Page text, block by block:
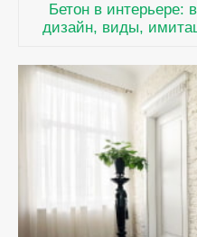
Бетон в интерьере:
дизайн, виды,